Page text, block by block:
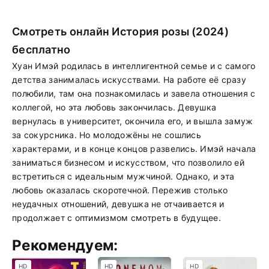
Смотреть онлайн История розы (2024)
бесплатно
Хуан Имэй родилась в интеллигентной семье и с самого
детства занималась искусствами. На работе её сразу
полюбили, там она познакомилась и завела отношения с
коллегой, но эта любовь закончилась. Девушка
вернулась в университет, окончила его, и вышла замуж
за сокурсника. Но молодожёны не сошлись
характерами, и в конце концов развелись. Имэй начала
заниматься бизнесом и искусством, что позволило ей
встретиться с идеальным мужчиной. Однако, и эта
любовь оказалась скоротечной. Пережив столько
неудачных отношений, девушка не отчаивается и
продолжает с оптимизмом смотреть в будущее.
Рекомендуем:
HD HD HD